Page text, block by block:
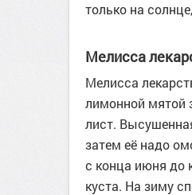
только на
Мелисса
Мелисса
лимонной мятой
лист.
затем её надо
с конца июня до
куста. На зиму